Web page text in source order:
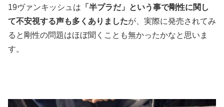
19ヴァンキッシュは 「半プラだ」という事で剛性に関し
て不安視する声も多くありましたが、実際に発売されてみ
ると剛性の問題はほぼ聞くことも無かったかなと思いま
す。